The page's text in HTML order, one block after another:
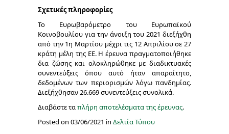
Σχετικές πληροφορίες
Το Ευρωβαρόμετρο του Ευρωπαϊκού
Κοινοβουλίου για την άνοιξη του 2021 διεξήχθη
από την 1η Μαρτίου μέχρι τις 12 Απριλίου σε 27
κράτη μέλη της ΕΕ. Η έρευνα πραγματοποιήθηκε
δια ζώσης και ολοκληρώθηκε με διαδικτυακές
συνεντεύξεις όπου αυτό ήταν απαραίτητο,
δεδομένων των περιορισμών λόγω πανδημίας.
Διεξήχθησαν 26.669 συνεντεύξεις συνολικά.
Διαβάστε ταπλήρη αποτελέσματα της έρευνας.
Posted on 03/06/2021 in Δελτία Τύπου